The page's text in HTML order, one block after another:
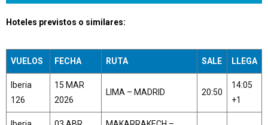
Hoteles previstos o similares:
VUELOS FECHA RUTA SALE LLEGA
Iberia
126
15 MAR
2026
LIMA – MADRID 20:50
14:05
+1